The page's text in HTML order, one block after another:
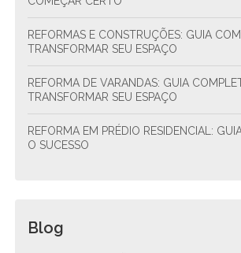
REFORMAS E CONSTRUÇÕES: GUIA COMPLETO PARA
TRANSFORMAR SEU ESPAÇO
REFORMA DE VARANDAS: GUIA COMPLETO PARA
TRANSFORMAR SEU ESPAÇO
REFORMA EM PRÉDIO RESIDENCIAL: GUIA PRÁTICO PARA
O SUCESSO
Blog